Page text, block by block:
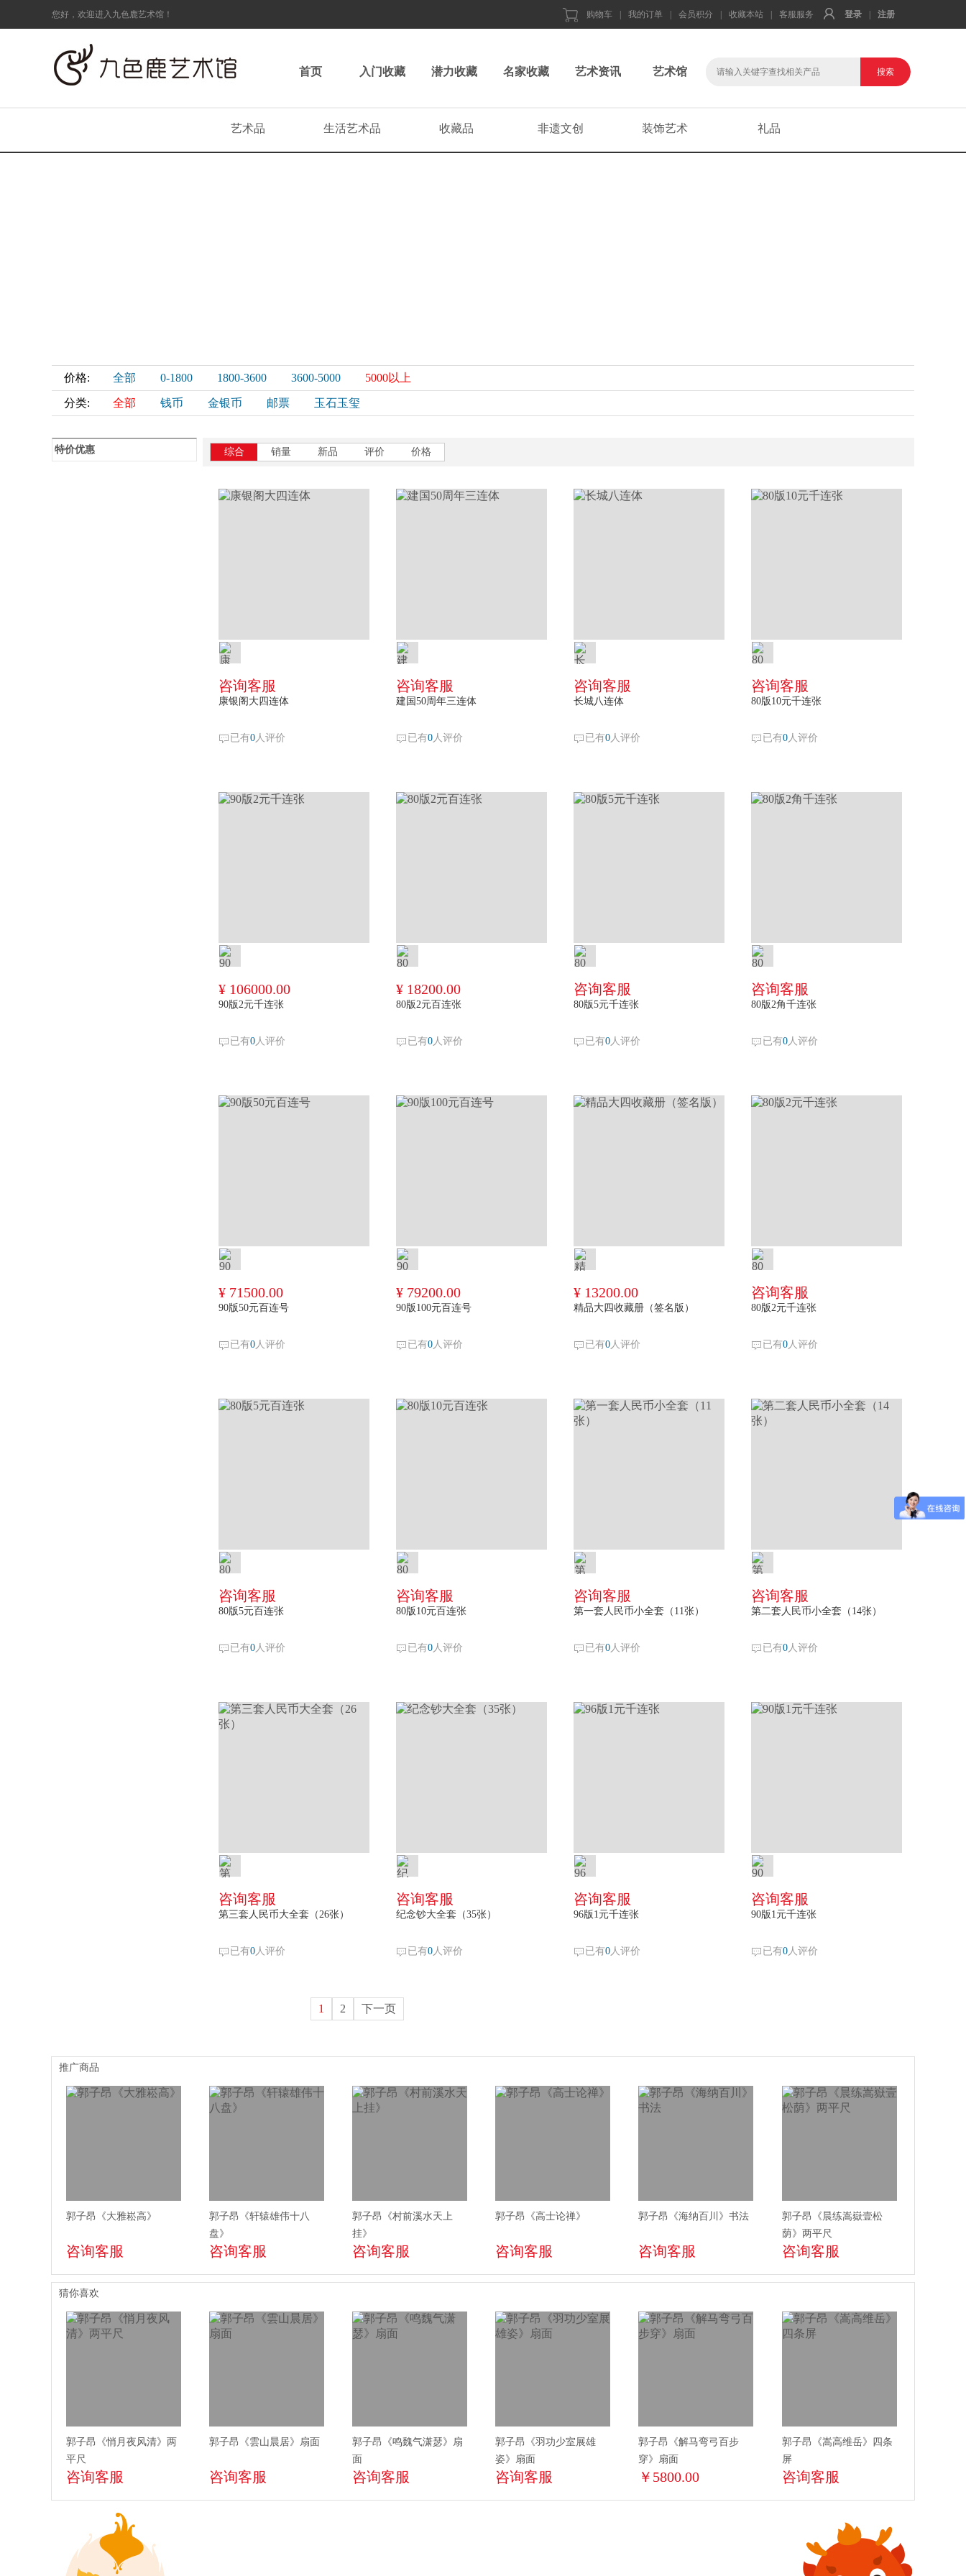
您好，欢迎进入九色鹿艺术馆！ 购物车 我的订单 会员积分 收藏本站 客服服务 登录 注册
首页 入门收藏 潜力收藏 名家收藏 艺术资讯 艺术馆
艺术品 生活艺术品 收藏品 非遗文创 装饰艺术 礼品
价格: 全部 0-1800 1800-3600 3600-5000 5000以上
分类: 全部 钱币 金银币 邮票 玉石玉玺
特价优惠 综合 销量 新品 评价 价格
咨询客服
康银阁大四连体
已有0人评价
咨询客服
建国50周年三连体
已有0人评价
咨询客服
长城八连体
已有0人评价
咨询客服
80版10元千连张
已有0人评价
¥ 106000.00
90版2元千连张
已有0人评价
¥ 18200.00
80版2元百连张
已有0人评价
咨询客服
80版5元千连张
已有0人评价
咨询客服
80版2角千连张
已有0人评价
¥ 71500.00
90版50元百连号
已有0人评价
¥ 79200.00
90版100元百连号
已有0人评价
¥ 13200.00
精品大四收藏册（签名版）
已有0人评价
咨询客服
80版2元千连张
已有0人评价
咨询客服
80版5元百连张
已有0人评价
咨询客服
80版10元百连张
已有0人评价
咨询客服
第一套人民币小全套（11张）
已有0人评价
咨询客服
第二套人民币小全套（14张）
已有0人评价
咨询客服
第三套人民币大全套（26张）
已有0人评价
咨询客服
纪念钞大全套（35张）
已有0人评价
咨询客服
96版1元千连张
已有0人评价
咨询客服
90版1元千连张
已有0人评价
1 2 下一页
推广商品
郭子昂《大雅崧高》
咨询客服
郭子昂《轩辕雄伟十八
盘》
咨询客服
郭子昂《村前溪水天上
挂》
咨询客服
郭子昂《高士论禅》
咨询客服
郭子昂《海纳百川》书法
咨询客服
郭子昂《晨练嵩嶽壹松
荫》两平尺
咨询客服
猜你喜欢
郭子昂《悄月夜风清》两
平尺
咨询客服
郭子昂《雲山晨居》扇面
咨询客服
郭子昂《鸣魏气潇瑟》扇
面
咨询客服
郭子昂《羽功少室展雄
姿》扇面
咨询客服
郭子昂《解马弯弓百步
穿》扇面
￥5800.00
郭子昂《嵩高维岳》四条
屏
咨询客服